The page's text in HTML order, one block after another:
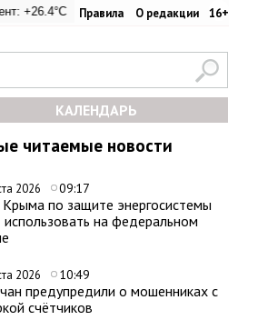
Правила О редакции 16+
Казачья бухта: +26.2°C Херсонес: +26°C
+33.4°C Никитский сад: +22.9°C
КАЛЕНДАРЬ
читаемые новости
2026 09:17
по защите энергосистемы
использовать на федеральном
2026 10:49
предупредили о мошенниках с
счётчиков